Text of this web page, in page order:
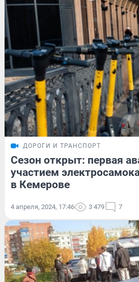
ДОРОГИ И ТРАНСПОРТ
Сезон открыт: первая
участием
в Кемерове
4 апреля, 2024, 17:46 3 479 7